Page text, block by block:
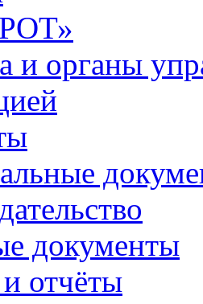
и органы
документы
отчёты